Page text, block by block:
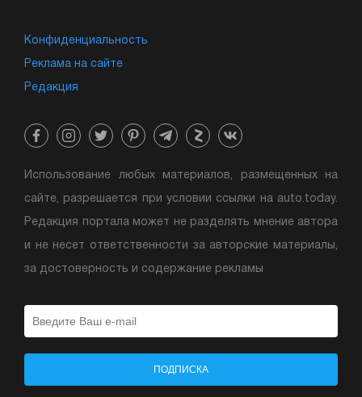
Конфиденциальность
Реклама на сайте
Редакция
Использование любых материалов, размещенных на
сайте, разрешается при условии ссылки на auto.today.
Редакция портала может не разделять мнение автора
и не несет ответственности за авторские материалы,
за достоверность и содержание рекламы
ПОДПИСКА